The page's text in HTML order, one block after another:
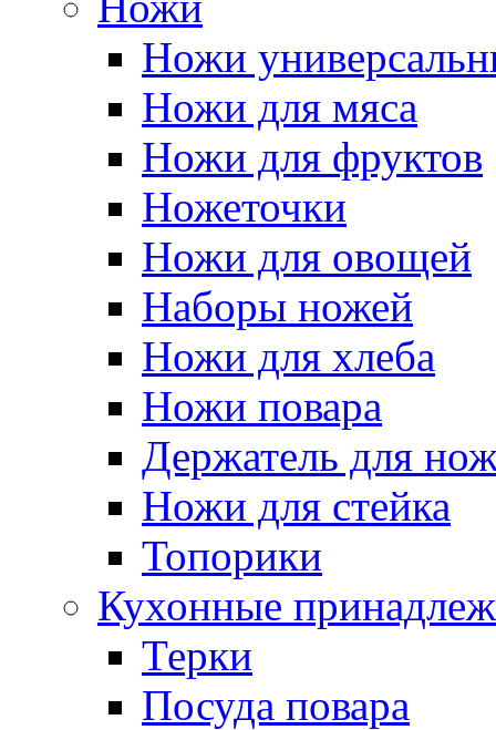
Ножи
Ножи для мяса
Ножи для фруктов
Ножеточки
Ножи для овощей
Наборы ножей
Ножи для хлеба
Ножи повара
Держатель для
Ножи для стейка
Топорики
Кухонные
Терки
Посуда повара